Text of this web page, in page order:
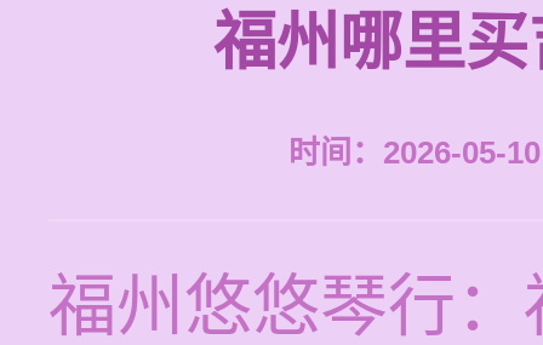
福州哪里
时间：2026-05-
福州悠悠琴行